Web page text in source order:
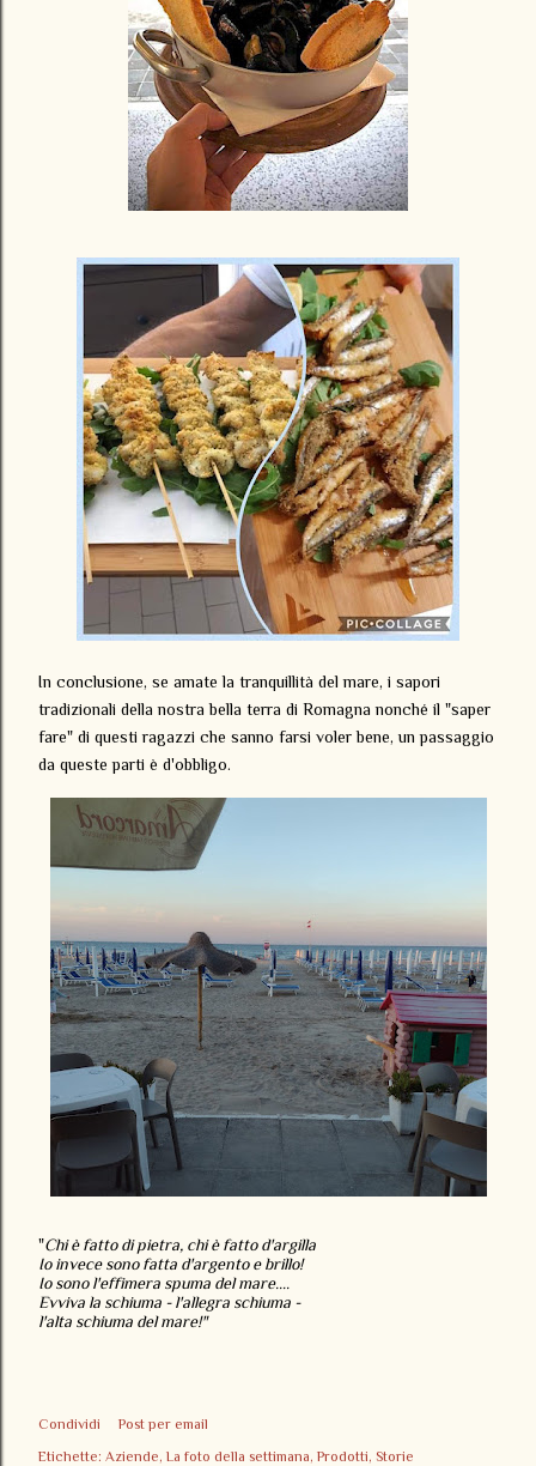
In conclusione, se amate la tranquillità del mare, i sapori
tradizionali della nostra bella terra di Romagna nonché il "saper
fare" di questi ragazzi che sanno farsi voler bene, un passaggio
da queste parti è d'obbligo.
"Chi è fatto di pietra, chi è fatto d'argilla
Io invece sono fatta d'argento e brillo!
Io sono l'effimera spuma del mare....
Evviva la schiuma - l'allegra schiuma -
l'alta schiuma del mare!"
Condividi
Post per email
Etichette: Aziende La foto della settimana Prodotti Storie